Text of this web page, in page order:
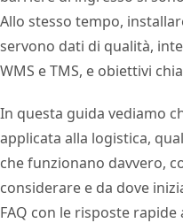
Allo stesso tempo,
servono dati di qualità,
WMS e TMS, e obiettivi
In questa guida vediamo
applicata alla logistica,
che funzionano davvero,
considerare e da dove
FAQ con le risposte